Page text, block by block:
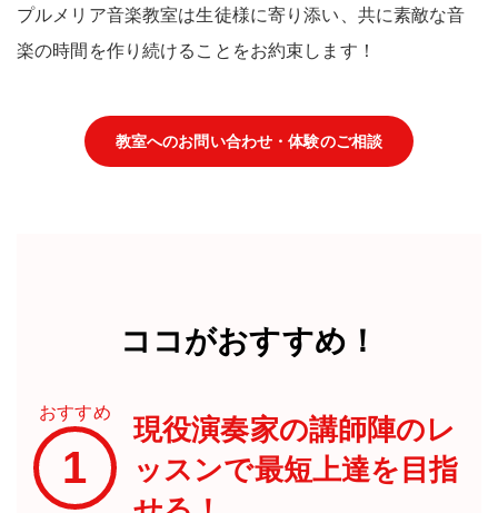
プルメリア音楽教室は生徒様に寄り添い、共に素敵な音
楽の時間を作り続けることをお約束します！
教室へのお問い合わせ・体験のご相談
ココがおすすめ！
おすすめ
1
現役演奏家の講師陣のレ
ッスンで最短上達を目指